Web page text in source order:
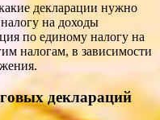
декларации нужно
на доходы
по единому налогу на
налогам, в зависимости
деклараций